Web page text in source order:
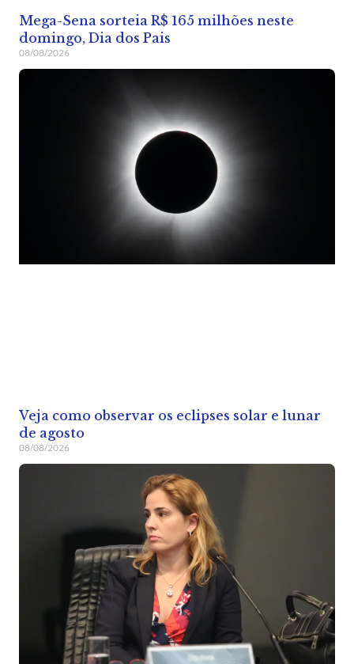
Mega-Sena sorteia R$ 165 milhões neste
domingo, Dia dos Pais
08/08/2026
Veja como observar os eclipses solar e lunar
de agosto
08/08/2026